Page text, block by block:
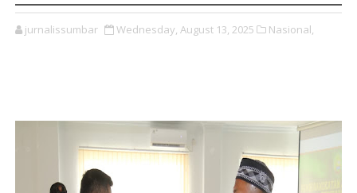
jurnalissumbar Wednesday, August 13, 2025 Nasional,